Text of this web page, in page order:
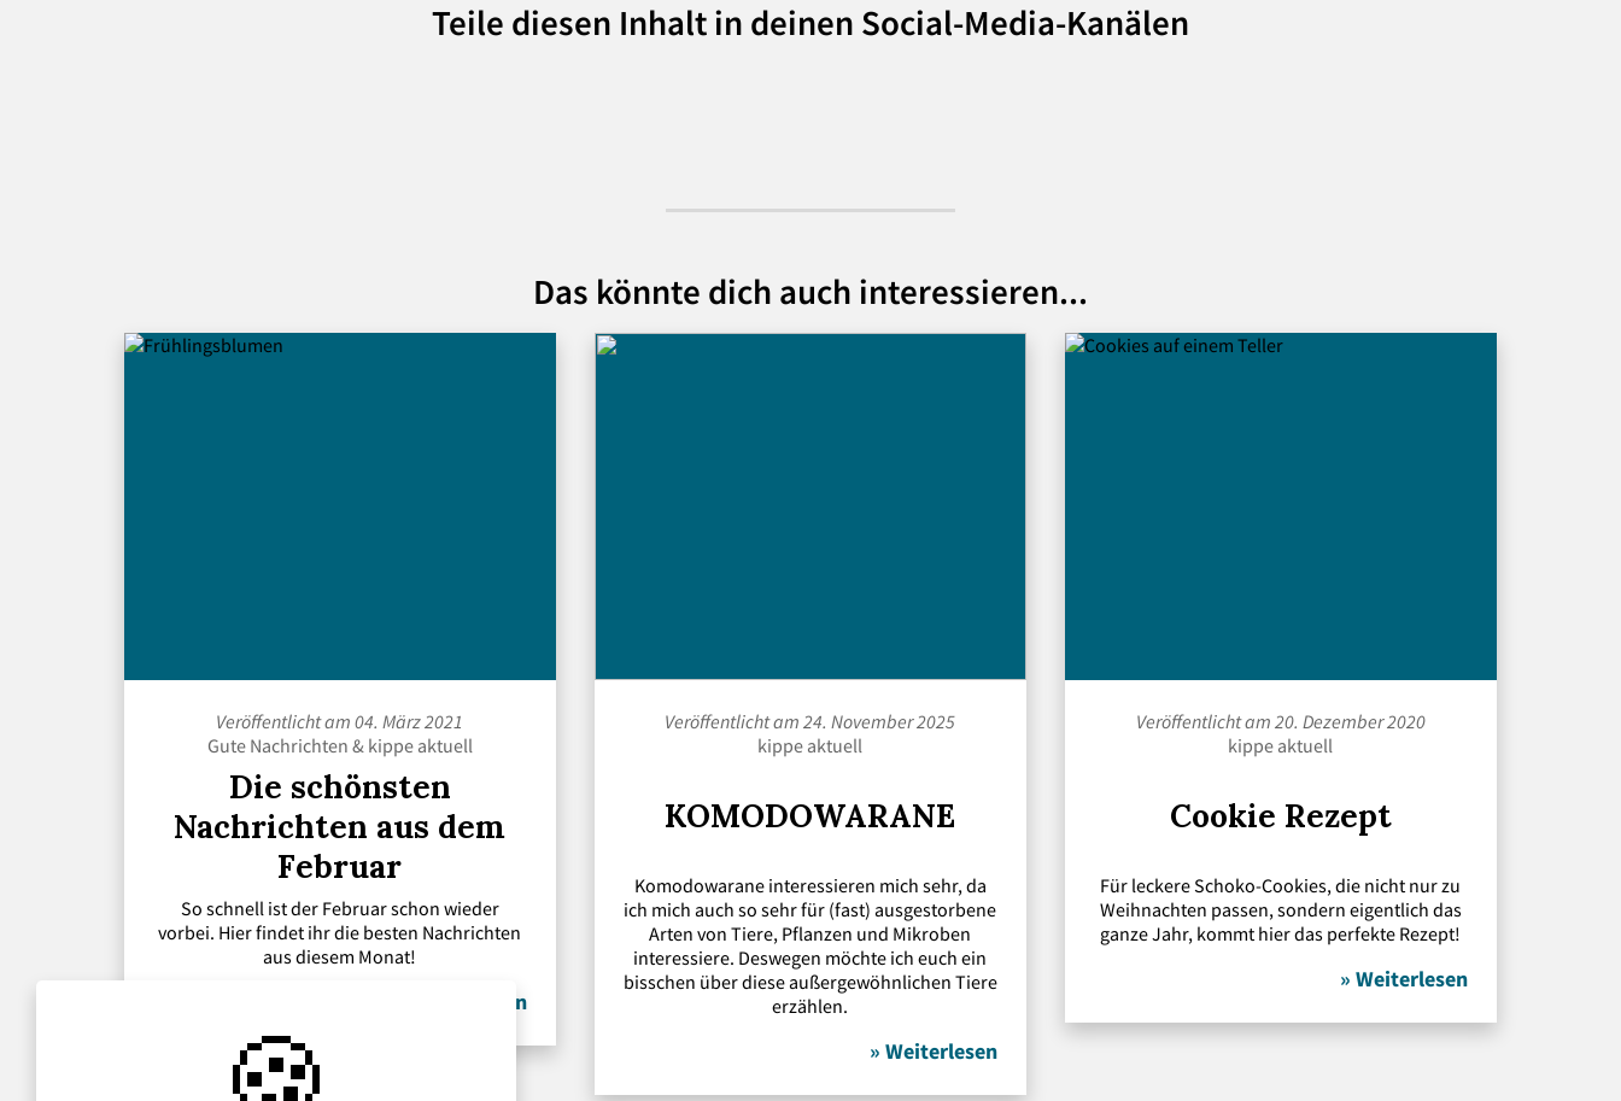
Teile diesen Inhalt in deinen Social-Media-Kanälen
Das könnte dich auch interessieren...
Veröffentlicht am 04. März 2021
Gute Nachrichten & kippe aktuell
Die schönsten
Nachrichten aus dem
Februar
So schnell ist der Februar schon wieder
vorbei. Hier findet ihr die besten Nachrichten
aus diesem Monat!
» Weiterlesen
Veröffentlicht am 24. November 2025
kippe aktuell
KOMODOWARANE
Komodowarane interessieren mich sehr, da
ich mich auch so sehr für (fast) ausgestorbene
Arten von Tiere, Pflanzen und Mikroben
interessiere. Deswegen möchte ich euch ein
bisschen über diese außergewöhnlichen Tiere
erzählen.
» Weiterlesen
Veröffentlicht am 20. Dezember 2020
kippe aktuell
Cookie Rezept
Für leckere Schoko-Cookies, die nicht nur zu
Weihnachten passen, sondern eigentlich das
ganze Jahr, kommt hier das perfekte Rezept!
» Weiterlesen